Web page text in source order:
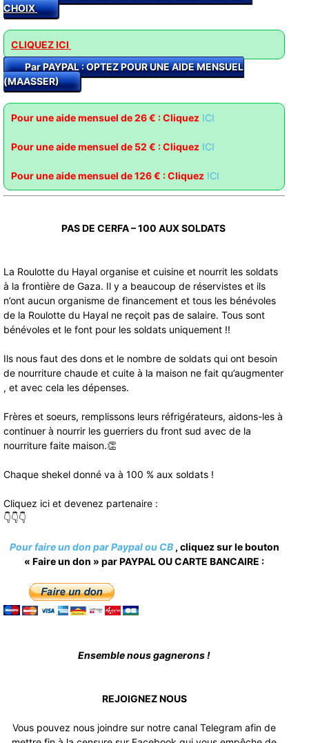
CHOIX
CLIQUEZ ICI
Par PAYPAL : OPTEZ POUR UNE AIDE MENSUEL
(MAASSER)
Pour une aide mensuel de 26 € : Cliquez ICI
Pour une aide mensuel de 52 € : Cliquez ICI
Pour une aide mensuel de 126 € : Cliquez ICI
PAS DE CERFA – 100 AUX SOLDATS
La Roulotte du Hayal organise et cuisine et nourrit les soldats
à la frontière de Gaza. Il y a beaucoup de réservistes et ils
n’ont aucun organisme de financement et tous les bénévoles
de la Roulotte du Hayal ne reçoit pas de salaire. Tous sont
bénévoles et le font pour les soldats uniquement !!
Ils nous faut des dons et le nombre de soldats qui ont besoin
de nourriture chaude et cuite à la maison ne fait qu’augmenter
, et avec cela les dépenses.
Frères et soeurs, remplissons leurs réfrigérateurs, aidons-les à
continuer à nourrir les guerriers du front sud avec de la
nourriture faite maison.👏
Chaque shekel donné va à 100 % aux soldats !
Cliquez ici et devenez partenaire :
👇👇👇
Pour faire un don par Paypal ou CB , cliquez sur le bouton
« Faire un don » par PAYPAL OU CARTE BANCAIRE :
Ensemble nous gagnerons !
REJOIGNEZ NOUS
Vous pouvez nous joindre sur notre canal Telegram afin de